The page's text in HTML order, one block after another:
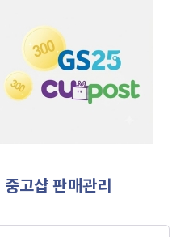
중고샵 판매관리